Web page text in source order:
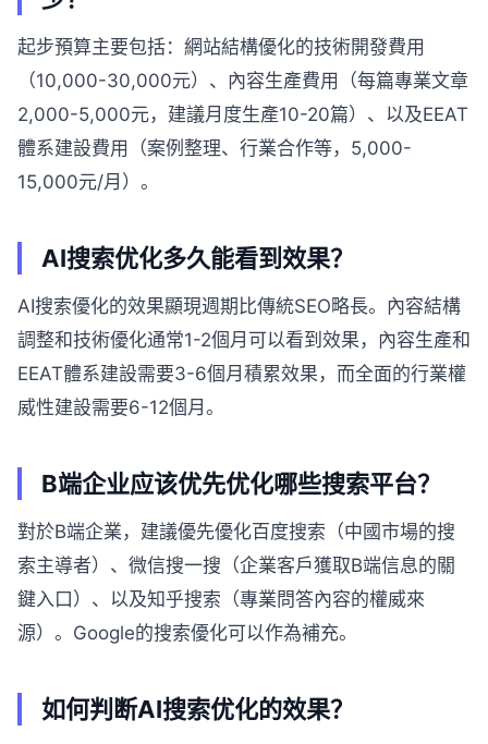
起步預算主要包括：網站結構優化的技術開發費用
（10,000-30,000元）、內容生產費用（每篇專業文章
2,000-5,000元，建議月度生產10-20篇）、以及EEAT
體系建設費用（案例整理、行業合作等，5,000-
15,000元/月）。
AI搜索优化多久能看到效果？
AI搜索優化的效果顯現週期比傳統SEO略長。內容結構
調整和技術優化通常1-2個月可以看到效果，內容生產和
EEAT體系建設需要3-6個月積累效果，而全面的行業權
威性建設需要6-12個月。
B端企业应该优先优化哪些搜索平台？
對於B端企業，建議優先優化百度搜索（中國市場的搜
索主導者）、微信搜一搜（企業客戶獲取B端信息的關
鍵入口）、以及知乎搜索（專業問答內容的權威來
源）。Google的搜索優化可以作為補充。
如何判断AI搜索优化的效果？